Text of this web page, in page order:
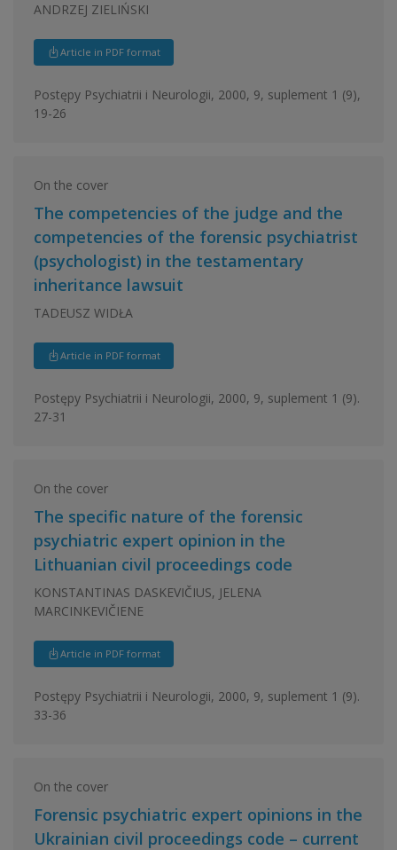
ANDRZEJ ZIELIŃSKI
Article in PDF format
Postępy Psychiatrii i Neurologii, 2000, 9, suplement 1 (9),
19-26
On the cover
The competencies of the judge and the
competencies of the forensic psychiatrist
(psychologist) in the testamentary
inheritance lawsuit
TADEUSZ WIDŁA
Article in PDF format
Postępy Psychiatrii i Neurologii, 2000, 9, suplement 1 (9).
27-31
On the cover
The specific nature of the forensic
psychiatric expert opinion in the
Lithuanian civil proceedings code
KONSTANTINAS DASKEVIČIUS, JELENA
MARCINKEVIČIENE
Article in PDF format
Postępy Psychiatrii i Neurologii, 2000, 9, suplement 1 (9).
33-36
On the cover
Forensic psychiatric expert opinions in the
Ukrainian civil proceedings code – current